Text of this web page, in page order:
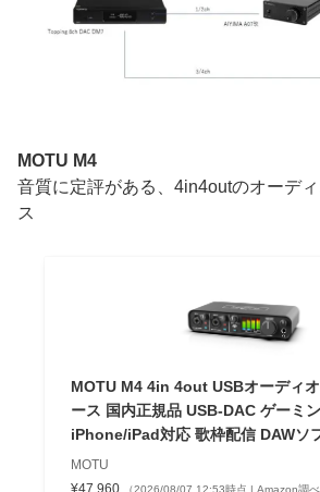
MOTU M4
音質に定評がある、4in4outのオーデ
ス
MOTU M4 4in 4out USBオーディ
ース 国内正規品 USB-DAC ゲーミ
iPhone/iPad対応 歌枠配信 DAWソ
MOTU
¥47,960
（2026/08/07 12:53時点 | Amazon調べ